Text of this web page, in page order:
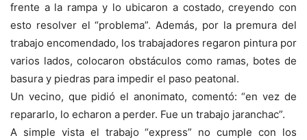
frente a la rampa y lo ubicaron a costado, creyendo con
esto resolver el “problema”. Además, por la premura del
trabajo encomendado, los trabajadores regaron pintura por
varios lados, colocaron obstáculos como ramas, botes de
basura y piedras para impedir el paso peatonal.
Un vecino, que pidió el anonimato, comentó: “en vez de
repararlo, lo echaron a perder. Fue un trabajo jaranchac”.
A simple vista el trabajo “express” no cumple con los